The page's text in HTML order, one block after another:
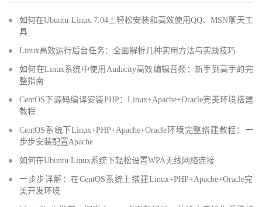
如何在Ubuntu Linux 7.04上轻松安装和高效使用QQ、MSN聊天工
具
Linux高效运行后台任务：全面解析几种实用方法与实践技巧
如何在Linux系统中使用Audacity高效编辑音频：新手到高手的完
整指南
CentOS下源码编译安装PHP：Linux+Apache+Oracle完美环境搭建
教程
CentOS系统下Linux+PHP+Apache+Oracle环境完整搭建教程：一
步步安装配置Apache
如何在Ubuntu Linux系统下轻松设置WPA无线网络连接
一步步详解：在CentOS系统上搭建Linux+PHP+Apache+Oracle完
美开发环境